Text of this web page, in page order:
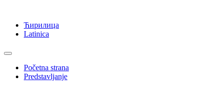
Ћирилица
Latinica
Početna strana
Predstavljanje